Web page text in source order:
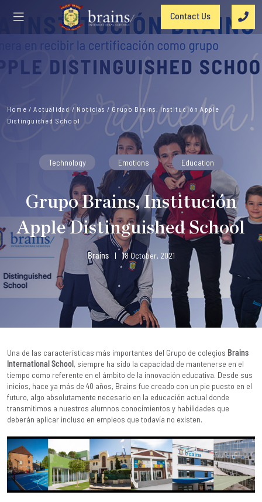
Contact Us
Home /Actualidad / Noticias /Grupo Brains, Institución Apple
Distinguished School
Technology Emotions Education
Grupo Brains, Institución
Apple Distinguished School
Brains | 18 October, 2021
Una de las características más importantes del Grupo de colegios Brains
International School, siempre ha sido la capacidad de mantenerse en el
tiempo como referente en el ámbito de la innovación educativa. Desde sus
inicios, hace ya más de 40 años, Brains fue creado con un pie puesto en el
futuro, algo absolutamente necesario en la educación actual donde
transmitimos a nuestros alumnos conocimientos y habilidades que
deberán aplicar incluso en empleos que todavía no existen.